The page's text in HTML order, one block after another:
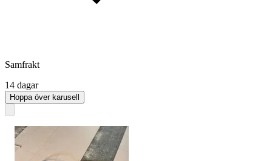
Samfrakt
14 dagar
Hoppa över karusell